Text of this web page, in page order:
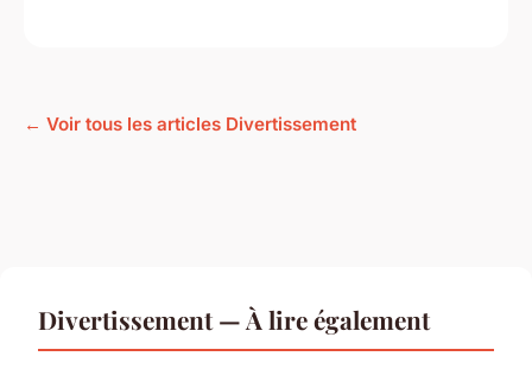
← Voir tous les articles Divertissement
Divertissement — À lire également